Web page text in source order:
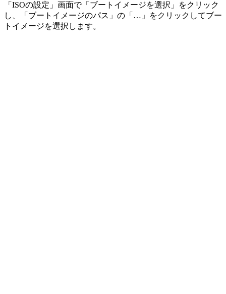
「ISOの設定」画面で「ブートイメージを選択」をクリック
し、「ブートイメージのパス」の「…」をクリックしてブー
トイメージを選択します。